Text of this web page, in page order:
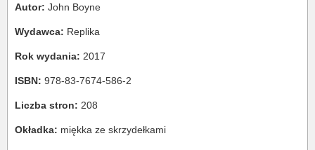
Autor: John Boyne
Wydawca: Replika
Rok wydania: 2017
ISBN: 978-83-7674-586-2
Liczba stron: 208
Okładka: miękka ze skrzydełkami